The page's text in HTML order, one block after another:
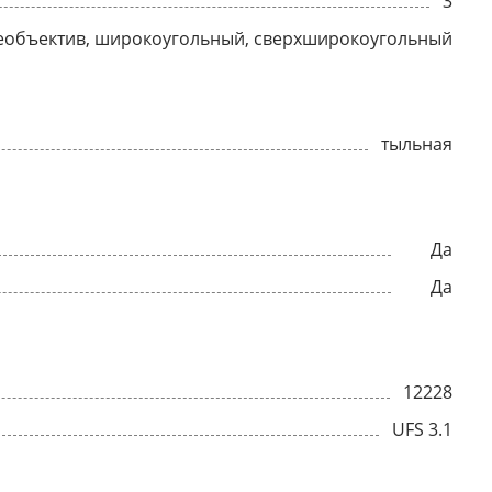
широкоугольный, сверхширокоугольный
тыльная
Да
Да
12228
UFS 3.1